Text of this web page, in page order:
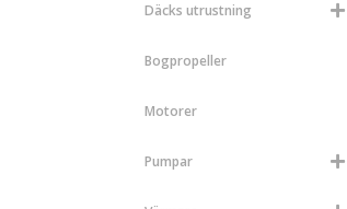
Däcks utrustning
Bogpropeller
Motorer
Pumpar